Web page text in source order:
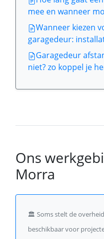
mee en wanneer
Wanneer kiezen
garagedeur:
Garagedeur
niet? zo koppel je
Ons
Morra
🏛️ Soms stelt de
beschikbaar voor